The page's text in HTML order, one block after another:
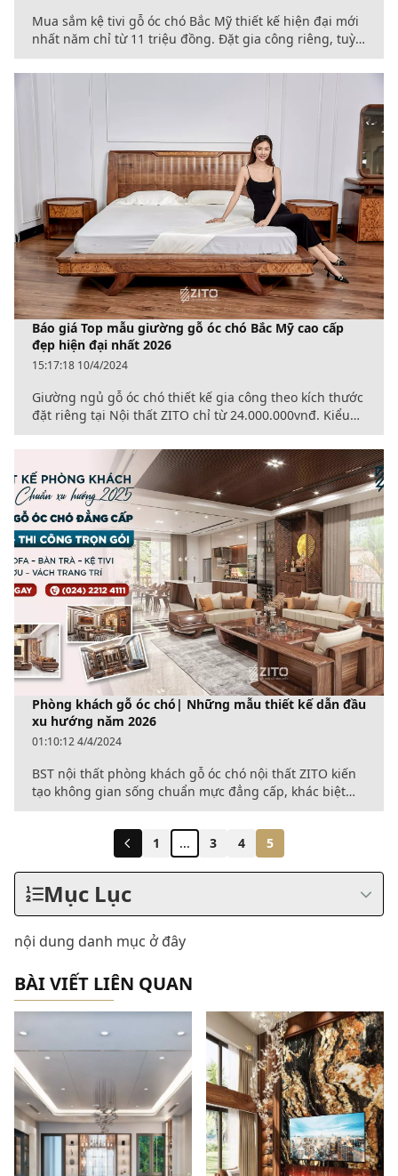
Mua sắm kệ tivi gỗ óc chó Bắc Mỹ thiết kế hiện đại mới
nhất năm chỉ từ 11 triệu đồng. Đặt gia công riêng, tuỳ
chỉnh kích thước theo diện tích phòng biệt thự, nhà
phố, chung cư.
Báo giá Top mẫu giường gỗ óc chó Bắc Mỹ cao cấp
đẹp hiện đại nhất 2026
15:17:18 10/4/2024
Giường ngủ gỗ óc chó thiết kế gia công theo kích thước
đặt riêng tại Nội thất ZITO chỉ từ 24.000.000vnđ. Kiểu
dáng mới nhất, có showroom trải nghiệm thực tế và
vận chuyển lắp đặt toàn quốc.
Phòng khách gỗ óc chó| Những mẫu thiết kế dẫn đầu
xu hướng năm 2026
01:10:12 4/4/2024
BST nội thất phòng khách gỗ óc chó nội thất ZITO kiến
tạo không gian sống chuẩn mực đẳng cấp, khác biệt
dành riêng cho giới thượng lưu...
1
... 3 4 5
Mục Lục
nội dung danh mục ở đây
BÀI VIẾT LIÊN QUAN